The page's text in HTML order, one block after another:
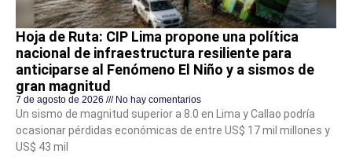
Hoja de Ruta: CIP Lima propone una política
nacional de infraestructura resiliente para
anticiparse al Fenómeno El Niño y a sismos de
gran magnitud
7 de agosto de 2026 No hay comentarios
Un sismo de magnitud superior a 8.0 en Lima y Callao podría
ocasionar pérdidas económicas de entre US$ 17 mil millones y
US$ 43 mil